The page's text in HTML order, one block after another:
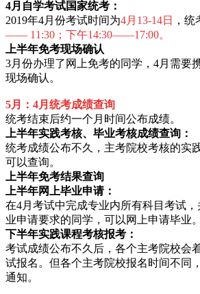
4月自学考试国家统考：
2019年4月份考试时间为4月13-14日 ，统
—— 11:30；下午14:30——17:00。
上半年免考现场确认
3月份办理了网上免考的同学，4月需要
现场确认。
5月：4月统考成绩查询
统考结束后约一个月时间公布成绩。
上半年实践考核、毕业考核成绩查询：
统考成绩公布不久，主考院校考核的实
可以查询。
上半年免考结果查询
上半年网上毕业申请：
在4月考试中完成专业内所有科目考试
业申请要求的同学，可以网上申请毕业。
下半年实践课程考核报考：
考试成绩公布不久后，各个主考院校会
试报名。但各个主考院校报名时间不同
通知。